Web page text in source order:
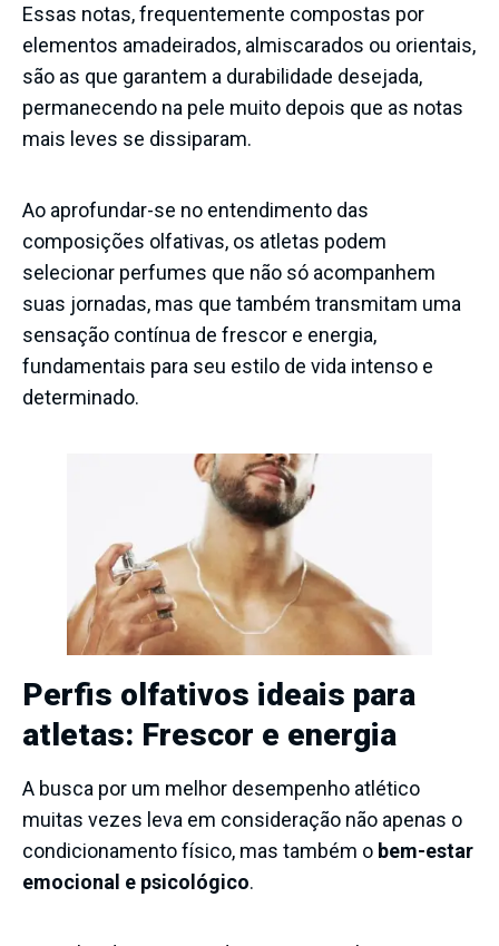
Essas notas, frequentemente compostas por
elementos amadeirados, almiscarados ou orientais,
são as que garantem a durabilidade desejada,
permanecendo na pele muito depois que as notas
mais leves se dissiparam.
Ao aprofundar-se no entendimento das
composições olfativas, os atletas podem
selecionar perfumes que não só acompanhem
suas jornadas, mas que também transmitam uma
sensação contínua de frescor e energia,
fundamentais para seu estilo de vida intenso e
determinado.
Perfis olfativos ideais para
atletas: Frescor e energia
A busca por um melhor desempenho atlético
muitas vezes leva em consideração não apenas o
condicionamento físico, mas também o bem-estar
emocional e psicológico.